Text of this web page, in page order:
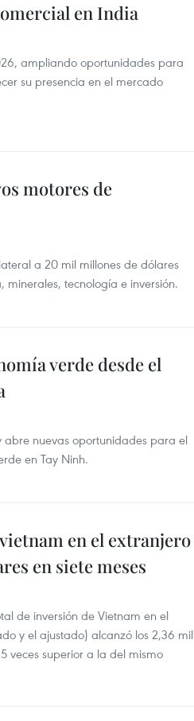
en India
ampliando oportunidades para
su presencia en el mercado
motores de
a 20 mil millones de dólares
tecnología e inversión.
verde desde el
nuevas oportunidades para el
en Tay Ninh.
en el extranjero
en siete meses
de inversión de Vietnam en el
y el ajustado) alcanzó los 2,36 mil
veces superior a la del mismo